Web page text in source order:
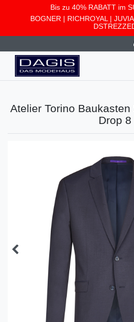
Bis zu 40% RABATT im
BOGNER | RICHROYAL | JUVIA
Atelier Torino
Drop 8